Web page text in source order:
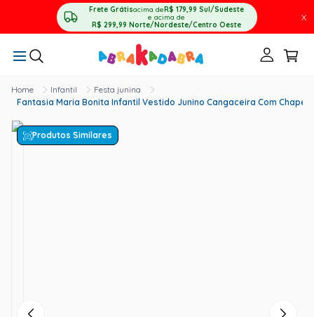
Frete Grátisacima deR$ 179,99 Sul/Sudeste
e acima de
R$ 299,99 Norte/Nordeste/Centro Oeste
X
Infantil
Festa junina
Fantasia Maria Bonita Infantil Vestido Junino Cangaceira Com Chapéu
Produtos Similares